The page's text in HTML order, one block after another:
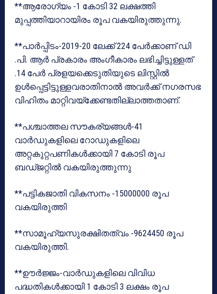
**ആരോഗ്യം -1 കോടി 32 ലക്ഷത്തി
മുപ്പത്തിയാറായിരം രൂപ വകയിരുത്തുന്നു.
**പാര്‍പ്പിടം-2019-20 ലേക്ക് 224 പേര്‍ക്കാണ് ഡി
.പി. ആര്‍ പ്രകാരം അംഗീകാരം ലഭിച്ചിട്ടുള്ളത്
.14 പേര്‍ പ്രളയക്കെടുതിയുടെ ലിസ്റ്റില്‍
ഉള്‍പ്പെട്ടിട്ടുള്ളവരാതിനാല്‍ അവര്‍ക്ക് നഗരസഭ
വിഹിതം മാറ്റിവയ്‌ക്കേണ്ടതില്ലാത്തതാണ്.
**പശ്ചാത്തല സൗകര്യങ്ങള്‍-41
വാര്‍ഡുകളിലെ റോഡുകളിലെ
അറ്റകുറ്റപണികള്‍ക്കായി 7 കോടി രൂപ
ബഡ്ജറ്റില്‍ വകയിരുത്തുന്നു
**പട്ടികജാതി വികസനം -15000000 രൂപ
വകയിരുത്തി
**സാമൂഹ്യസുരക്ഷിതത്വം -9624450 രൂപ
വകയിരുത്തി.
**ഊര്‍ജ്ജം-വാര്‍ഡുകളിലെ വിവിധ
പദ്ധതികള്‍ക്കായി 1 കോടി 3 ലക്ഷം രൂപ